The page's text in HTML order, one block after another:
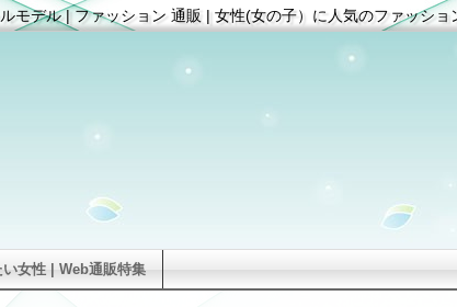
モデル | ファッション 通販 | 女性(女の子）に人気のファッショ
女性 | Web通販特集